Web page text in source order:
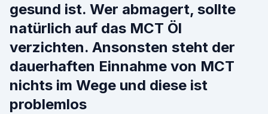
gesund ist. Wer abmagert, sollte
natürlich auf das MCT Öl
verzichten. Ansonsten steht der
dauerhaften Einnahme von MCT
nichts im Wege und diese ist
problemlos